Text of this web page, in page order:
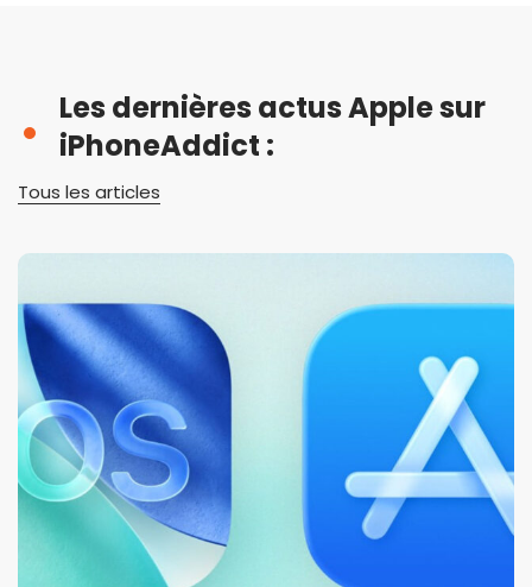
Les dernières actus Apple sur
iPhoneAddict :
Tous les articles